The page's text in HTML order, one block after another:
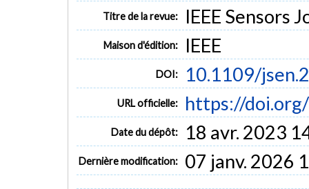
Titre de la revue: IEEE Sensors
Maison d'édition: IEEE
DOI: 10.1109/
URL officielle: https://
Date du dépôt: 18 avr. 2023
Dernière modification: 07 janv. 2026